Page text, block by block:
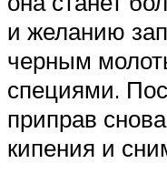
и желанию
черным
специями.
приправ
кипения и